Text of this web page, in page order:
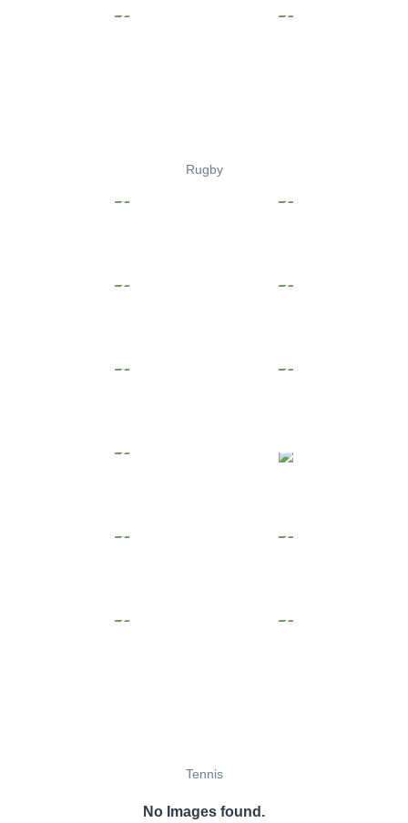
Rugby
Tennis
No Images found.